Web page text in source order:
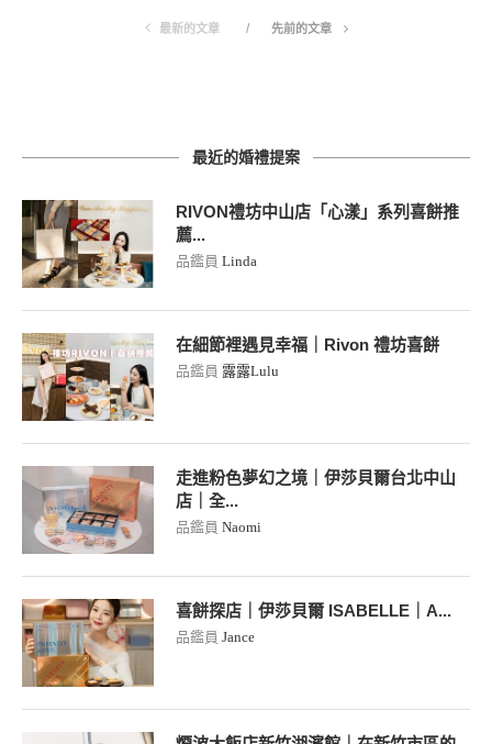
最新的文章 先前的文章
最近的婚禮提案
RIVON禮坊中山店「心漾」系列喜餅推
薦...
品鑑員 Linda
在細節裡遇見幸福｜Rivon 禮坊喜餅
品鑑員 露露Lulu
走進粉色夢幻之境｜伊莎貝爾台北中山
店｜全...
品鑑員 Naomi
喜餅探店｜伊莎貝爾 ISABELLE｜A...
品鑑員 Jance